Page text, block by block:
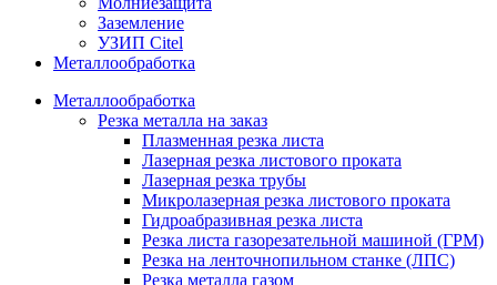
Заземление
УЗИП Citel
Металлообработка
Металлообработка
Резка металла на заказ
Плазменная резка листа
Лазерная резка листового проката
Лазерная резка трубы
Микролазерная резка листового проката
Гидроабразивная резка листа
Резка листа газорезательной машиной (ГРМ)
Резка на ленточнопильном станке (ЛПС)
Резка металла газом